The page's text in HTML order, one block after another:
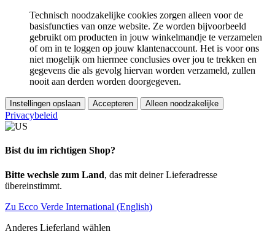
Technisch noodzakelijke cookies zorgen alleen voor de
basisfuncties van onze website. Ze worden bijvoorbeeld
gebruikt om producten in jouw winkelmandje te verzamelen
of om in te loggen op jouw klantenaccount. Het is voor ons
niet mogelijk om hiermee conclusies over jou te trekken en
gegevens die als gevolg hiervan worden verzameld, zullen
nooit aan derden worden doorgegeven.
Instellingen opslaan Accepteren Alleen noodzakelijke
Privacybeleid
Bist du im richtigen Shop?
Bitte wechsle zum Land, das mit deiner Lieferadresse
übereinstimmt.
Zu Ecco Verde International (English)
Anderes Lieferland wählen